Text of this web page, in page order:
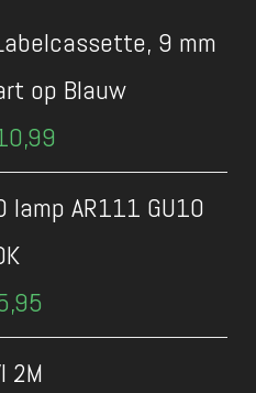
9 mm
op Blauw
€10,99.
lamp AR111 GU10
2M